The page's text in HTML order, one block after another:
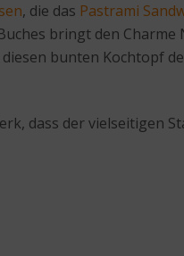
, die das Pastrami
bringt den
bunten Kochtopf
dass der vielseitigen